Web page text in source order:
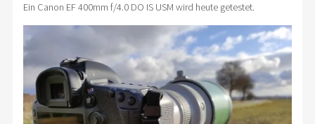
Ein Canon EF 400mm f/4.0 DO IS USM wird heute getestet.